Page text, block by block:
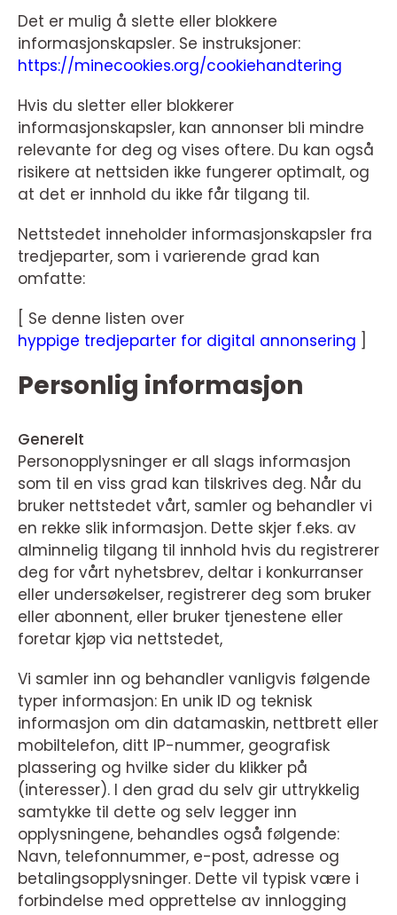
Det er mulig å slette eller blokkere
informasjonskapsler. Se instruksjoner:
https://minecookies.org/cookiehandtering
Hvis du sletter eller blokkerer
informasjonskapsler, kan annonser bli mindre
relevante for deg og vises oftere. Du kan også
risikere at nettsiden ikke fungerer optimalt, og
at det er innhold du ikke får tilgang til.
Nettstedet inneholder informasjonskapsler fra
tredjeparter, som i varierende grad kan
omfatte:
[ Se denne listen over
hyppige tredjeparter for digital annonsering
Personlig informasjon
Generelt
Personopplysninger er all slags informasjon
som til en viss grad kan tilskrives deg. Når du
bruker nettstedet vårt, samler og behandler vi
en rekke slik informasjon. Dette skjer f.eks. av
alminnelig tilgang til innhold hvis du registrerer
deg for vårt nyhetsbrev, deltar i konkurranser
eller undersøkelser, registrerer deg som bruker
eller abonnent, eller bruker tjenestene eller
foretar kjøp via nettstedet,
Vi samler inn og behandler vanligvis følgende
typer informasjon: En unik ID og teknisk
informasjon om din datamaskin, nettbrett eller
mobiltelefon, ditt IP-nummer, geografisk
plassering og hvilke sider du klikker på
(interesser). I den grad du selv gir uttrykkelig
samtykke til dette og selv legger inn
opplysningene, behandles også følgende:
Navn, telefonnummer, e-post, adresse og
betalingsopplysninger. Dette vil typisk være i
forbindelse med opprettelse av innlogging